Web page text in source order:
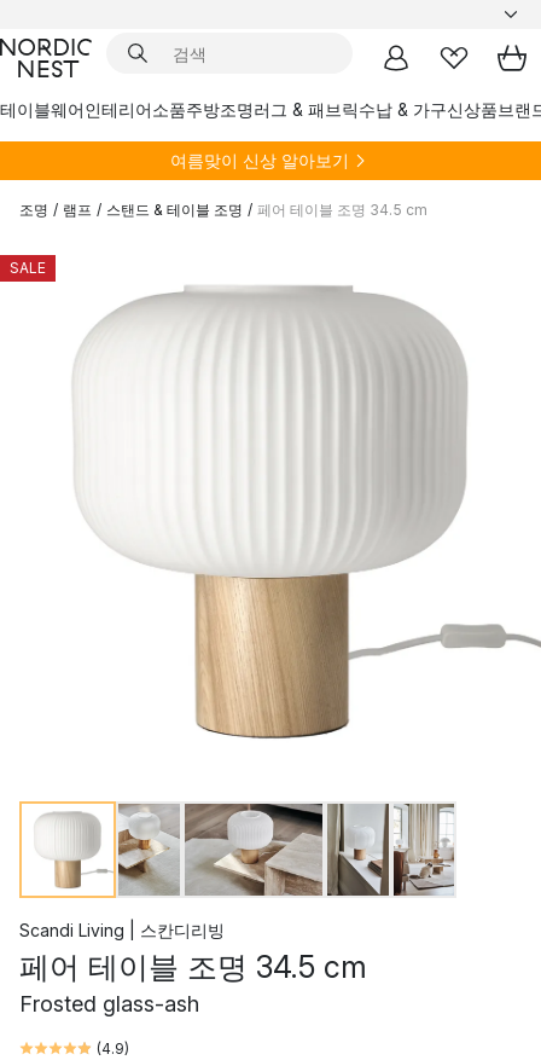
테이블웨어인테리어소품주방조명러그 & 패브릭수납 & 가구신상품브랜
여름맞이 신상 알아보기
조명 / 램프 / 스탠드 & 테이블 조명 / 페어 테이블 조명 34.5 cm
SALE
Scandi Living | 스칸디리빙
페어 테이블 조명 34.5 cm
Frosted glass-ash
(4.9)